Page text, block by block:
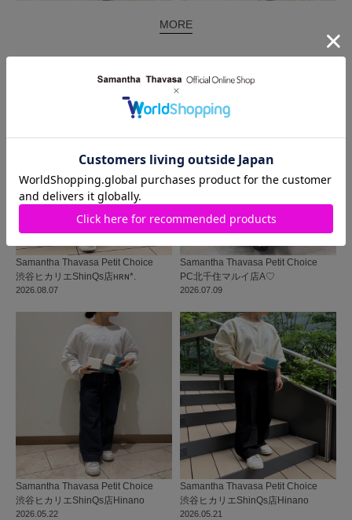
MORE
2026.08.07
Samantha Thavasa Petit Choice
渋谷ヒカリエShinQs店ʜʀɴ*.
2026.07.09
Samantha Thavasa Petit Choice
PC北千住マルイ店A♡
2026.05.22
Samantha Thavasa Petit Choice
渋谷ヒカリエShinQs店Hinano
2026.05.21
Samantha Thavasa Petit Choice
渋谷ヒカリエShinQs店Hinano